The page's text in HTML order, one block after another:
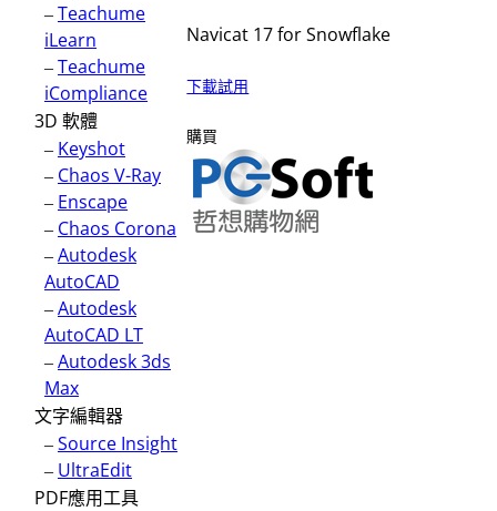
–Teachume
iLearn
–Teachume
iCompliance
3D 軟體
– Keyshot
– Chaos V-Ray
– Enscape
– Chaos Corona
–Autodesk
AutoCAD
–Autodesk
AutoCAD LT
–Autodesk 3ds
Max
文字編輯器
–Source Insight
– UltraEdit
PDF應用工具
Navicat 17 for Snowflake
下載試用
購買